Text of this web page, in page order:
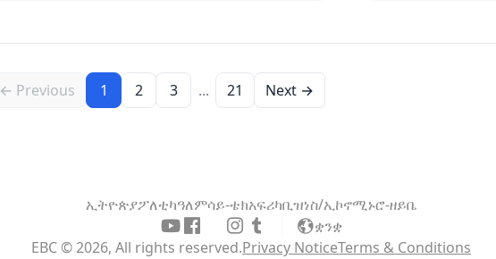
← Previous 1 2 3 ... 21 Next →
ኢትዮጵያፖለቲካዓለምሳይ-ቴክአፍሪካቢዝነስ/ኢኮኖሚኑሮ-ዘይቤ
ቋንቋ
EBC © 2026, All rights reserved.Privacy NoticeTerms & Conditions